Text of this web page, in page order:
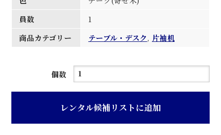
員数
1
商品カテゴリー
テーブル・デスク, 片袖机
個数
チ
色
レンタル候補リストに追加